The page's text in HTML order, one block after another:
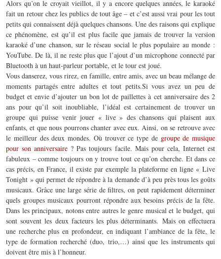
Alors qu’on le croyait vieillot, il y a encore quelques années, le karaoké
fait un retour chez les publics de tout âge – etc’est aussi vrai pour les tout
petits qui connaissent déjà quelques chansons. Une des raisons qui explique
ce phénomène, est qu’il est plus facile que jamais de trouver la version
karaoké d’une chanson, sur le réseau social le plus populaire au monde :
YouTube. De là, il ne reste plus que l’ajout d’un microphone connecté par
Bluetooth à un haut-parleur portable, et le tour est joué.
Vous danserez, vous rirez, en famille, entre amis, avec un beau mélange de
moments partagés entre adultes et tout petits.Si vous avez un peu de
budget et envie d’ajouter un bon lot depaillettes à cet anniversaire des 2
ans pour qu’il soit inoubliable, l’idéal est certainement de trouver un
groupe quipuisse venir jouer « live » des chansons qui plaisent aux
enfants, et que nous pourrons chanter avec eux. Ainsi, on se retrouve avec
le meilleur des deux mondes. Où trouver ce type de groupe de musique
pour son anniversaire ? Pas toujours facile. Mais pour cela, Internet est
fabuleux – comme toujours on y trouve tout ce qu’on cherche. Et dans ce
cas précis, en France, il existe par exemple la plateforme en ligne « Live
Tonight » qui permet de répondre à la demande d’à peu près tous les goûts
musicaux. Grâce une large série de filtres, on peut rapidement déterminer
quels groupes musicaux pourront répondre aux besoins précis de la fête.
Dans les principaux, notons entre autres le genre musical et le budget, qui
sont souvent les deux facteurs les plus déterminants. Mais on effectuera
une recherche plus en profondeur, en indiquant l’ambiance de la fête, le
type de formation recherché (duo, trio,…) ainsi que les instruments qui
doivent être mis à l’honneur.